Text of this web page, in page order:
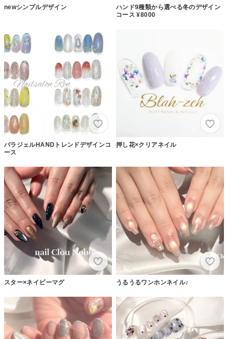
newシンプルデザイン
ハンド9種類から選べる冬のデザイン
コース ¥8000
パラジェルHANDトレンドデザインコ
ース
押し花×クリアネイル
スター×ネイビーマグ うるうるワンホンネイル♪